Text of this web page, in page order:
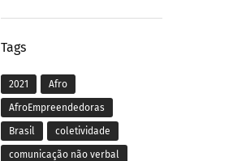
Tags
2021 Afro
AfroEmpreendedoras
Brasil coletividade
comunicação não verbal